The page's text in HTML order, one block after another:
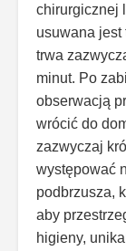
chirurgicznej
usuwana jest
trwa
minut. Po
obserwacją
wrócić do
zazwyczaj
występować
podbrzusza,
aby
higieny,